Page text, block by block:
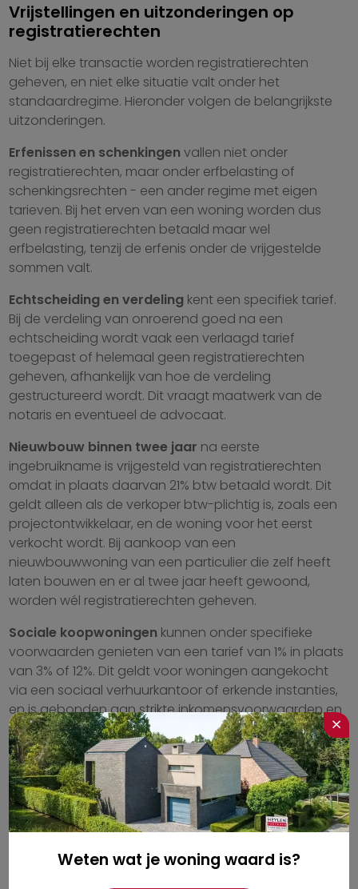
×
Weten wat je woning waard is?
Vrijstellingen en uitzonderingen op
registratierechten
Niet bij elke transactie worden registratierechten
geheven, en niet elke situatie valt onder het
standaardregime. Hieronder volgen de belangrijkste
uitzonderingen.
Erfenissen en schenkingen vallen niet onder
registratierechten, maar onder erfbelasting of
schenkingsrechten - een ander regime met eigen
tarieven. Bij het erven van een woning worden dus
geen registratierechten betaald maar wel
erfbelasting, tenzij de erfenis onder de vrijgestelde
sommen valt.
Echtscheiding en verdeling kent een specifiek tarief.
Bij de verdeling van onroerend goed na een
echtscheiding wordt vaak een verlaagd tarief
toegepast of helemaal geen registratierechten
geheven, afhankelijk van hoe de verdeling
gestructureerd wordt. Dit vraagt maatwerk van de
notaris en eventueel de advocaat.
Nieuwbouw binnen twee jaar na eerste
ingebruikname is vrijgesteld van registratierechten
omdat in plaats daarvan 21% btw betaald wordt. Dit
geldt alleen als de verkoper btw-plichtig is, zoals een
projectontwikkelaar, en de woning voor het eerst
verkocht wordt. Bij aankoop van een
nieuwbouwwoning van een particulier die zelf heeft
laten bouwen en er al twee jaar heeft gewoond,
worden wél registratierechten geheven.
Sociale koopwoningen kunnen onder specifieke
voorwaarden genieten van een tarief van 1% in plaats
van 3% of 12%. Dit geldt voor woningen aangekocht
via een sociaal verhuurkantoor of erkende instanties,
en is gebonden aan strikte inkomensvoorwaarden en
verkoopbeperkingen.
Ruiling van vastgoed heeft een eigen regime. Als
twee partijen vastgoed ruilen, worden
registratierechten geheven op het verschil in waarde
tussen beide panden. Bij gelijke waarde is er geen
heffing. In de praktijk is dit zeldzaam maar het komt
voor bij familieregelingen of landbouwgronden.